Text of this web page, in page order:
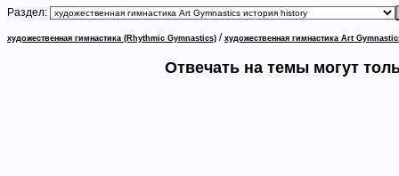
Раздел:
художественная гимнастика (Rhythmic Gymnastics) / художественная гимнастика Art
Отвечать на темы могут